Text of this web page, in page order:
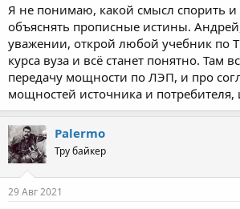
Я не понимаю, какой смысл спорить и
объяснять прописные истины.
уважении, открой любой учебник по
курса вуза и всё станет понятно. Там
передачу мощности по ЛЭП, и про
мощностей источника и потребителя,
Palermo
Тру байкер
29 Авг 2021